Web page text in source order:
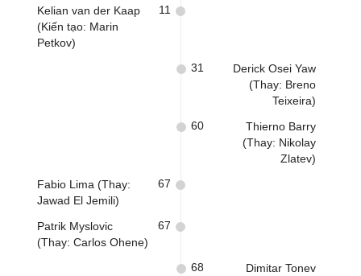
Kelian van der Kaap
(Kiến tạo: Marin
Petkov)
11
Derick Osei Yaw
(Thay: Breno
Teixeira)
31
Thierno Barry
(Thay: Nikolay
Zlatev)
60
Fabio Lima (Thay:
Jawad El Jemili)
67
Patrik Myslovic
(Thay: Carlos Ohene)
67
Dimitar Tonev
68